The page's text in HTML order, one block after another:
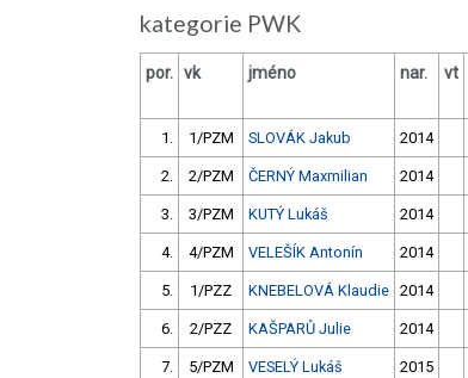
kategorie PWK
por. vk jméno nar. vt
1. 1/PZM SLOVÁK Jakub 2014
2. 2/PZM ČERNÝ Maxmilian 2014
3. 3/PZM KUTÝ Lukáš 2014
4. 4/PZM VELEŠÍK Antonín 2014
5. 1/PZZ KNEBELOVÁ Klaudie 2014
6. 2/PZZ KAŠPARŮ Julie 2014
7. 5/PZM VESELÝ Lukáš 2015